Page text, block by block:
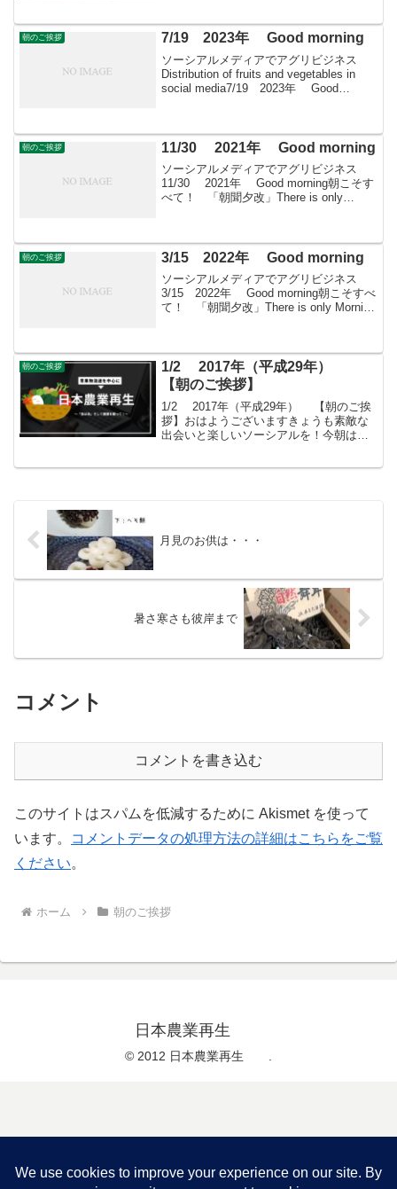
朝のご挨拶 7/19 2023年 Good morning
ソーシアルメディアでアグリビジネス
Distribution of fruits and vegetables in
social media7/19 2023年 Good
朝のご挨拶 11/30 2021年 Good morning
ソーシアルメディアでアグリビジネス
11/30 2021年 Good morning朝こそす
べて！ 「朝聞夕改」There is only
朝のご挨拶 3/15 2022年 Good morning
ソーシアルメディアでアグリビジネス
3/15 2022年 Good morning朝こそすべ
て！ 「朝聞夕改」There is only Morning
朝のご挨拶
1/2 2017年（平成29年）
【朝のご挨拶】
1/2 2017年（平成29年） 【朝のご挨
拶】おはようございますきょうも素敵な
出会いと楽しいソーシアルを！今朝は春
月見のお供は・・・
暑さ寒さも彼岸まで
コメント
コメントを書き込む
このサイトはスパムを低減するために Akismet を使って
います。
コメントデータの処理方法の詳細はこちらをご覧
ください。
ホーム 朝のご挨拶
日本農業再生
© 2012 日本農業再生 .